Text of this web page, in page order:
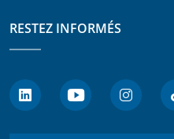
RESTEZ INFORMÉS